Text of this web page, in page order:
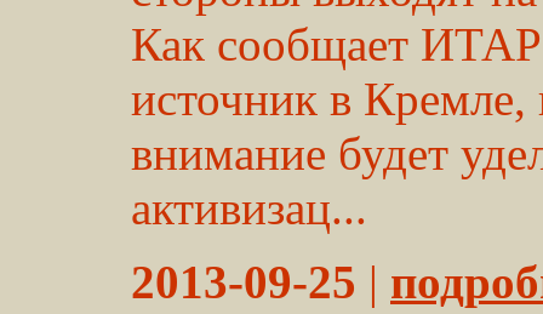
Как сообщает
источник в Кремле,
внимание будет
активизац...
2013-09-25 |